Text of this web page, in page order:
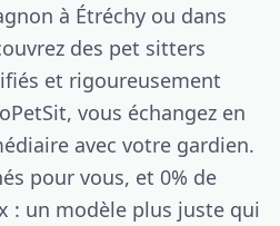
à Étréchy ou dans
des pet sitters
et rigoureusement
vous échangez en
avec votre gardien.
pour vous, et 0% de
: un modèle plus juste qui